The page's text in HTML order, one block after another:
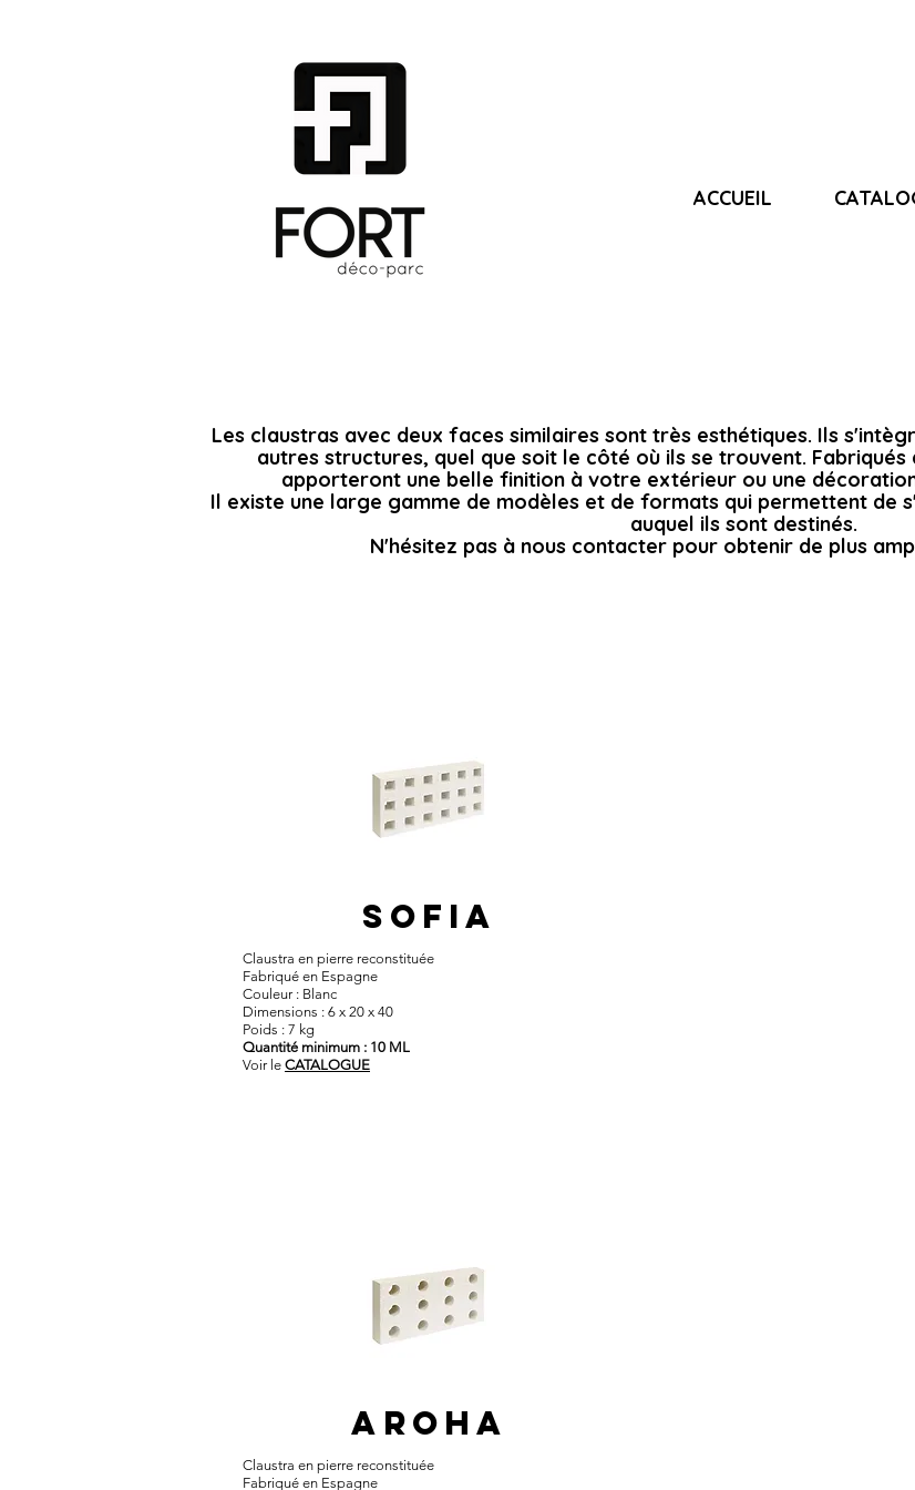
ACCUEIL
Les claustras avec deux faces similaires sont très esthétiques. Ils
autres structures, quel que soit le côté où ils se trouvent.
apporteront une belle finition à votre extérieur ou une
Il existe une large gamme de modèles et de formats qui permettent de
auquel ils sont destinés.
N'hésitez pas à nous contacter pour obtenir de plus
SOFIA
Claustra en pierre reconstituée​
Fabriqué en Espagne
Couleur : Blanc
Dimensions : 6 x 20 x 40
Poids : 7 kg
Quantité minimum : 10 ML
Voir le CATALOGUE
AROHA
Claustra en pierre reconstituée​
Fabriqué en Espagne